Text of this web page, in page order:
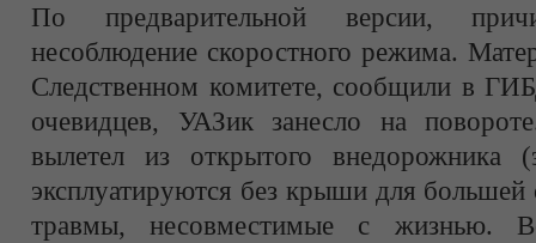
По предварительной версии,
несоблюдение скоростного режима.
Следственном комитете, сообщили в
очевидцев, УАЗик занесло на
вылетел из открытого внедорожника
эксплуатируются без крыши для
травмы, несовместимые с жизнью.